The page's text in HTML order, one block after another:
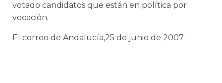
votado candidatos que están en política por
vocación.
El correo de Andalucía,25 de junio de 2007.